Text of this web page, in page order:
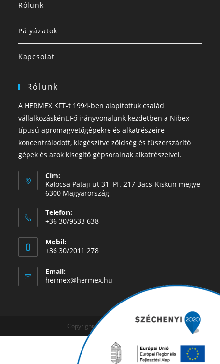
Rólunk
Pályázatok
Kapcsolat
Rólunk
A HERMEX KFT-t 1994-ben alapítottuk családi
vállalkozásként.Fő irányvonalunk kezdetben a Nibex
típusú aprómagvetőgépekre és alkatrészeire
koncentrálódott, kiegészítve zöldség és fűszerszárító
gépek és azok kisegítő gépsorainak alkatrészeivel.
Cím:
Kalocsa Pataji út 31. Pf. 217 Bács-Kiskun megye
6300 Magyarország
Telefon:
+36 30/9533 638
Mobil:
+36 30/2011 278
Email:
hermex@hermex.hu
Copyright © 2019 - Hermex Kft.